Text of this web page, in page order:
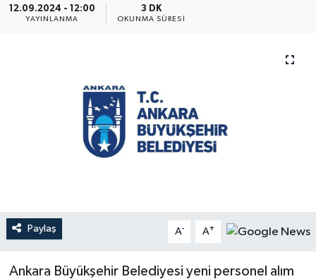
12.09.2024 - 12:00
YAYINLANMA
3 DK
OKUNMA SÜRESI
Paylaş A- A+
Ankara Büyükşehir Belediyesi yeni personel alım
KÜLTÜR SANAT